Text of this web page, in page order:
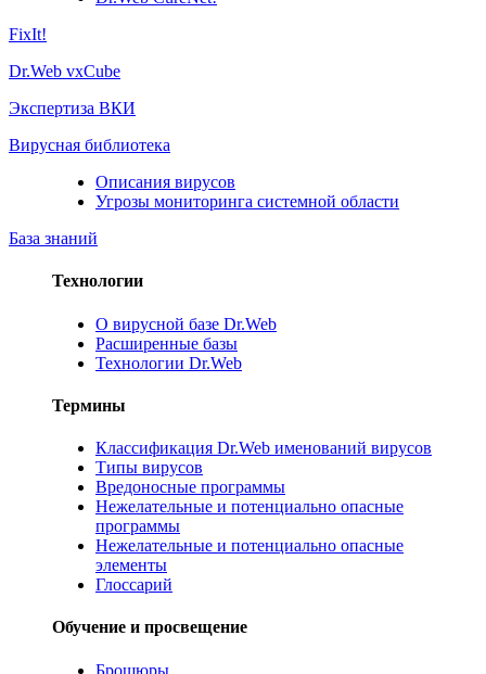
FixIt!
Dr.Web vxCube
Экспертиза ВКИ
Вирусная библиотека
Описания вирусов
Угрозы мониторинга системной области
База знаний
Технологии
О вирусной базе Dr.Web
Расширенные базы
Технологии Dr.Web
Термины
Классификация Dr.Web именований вирусов
Типы вирусов
Вредоносные программы
Нежелательные и потенциально опасные
программы
Нежелательные и потенциально опасные
элементы
Глоссарий
Обучение и просвещение
Брошюры